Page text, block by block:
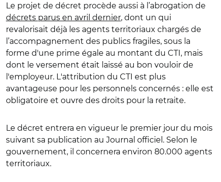
Le projet de décret procède aussi à l’abrogation de
décrets parus en avril dernier, dont un qui
revalorisait déjà les agents territoriaux chargés de
l’accompagnement des publics fragiles, sous la
forme d'une prime égale au montant du CTI, mais
dont le versement était laissé au bon vouloir de
l'employeur. L'attribution du CTI est plus
avantageuse pour les personnels concernés : elle est
obligatoire et ouvre des droits pour la retraite.
Le décret entrera en vigueur le premier jour du mois
suivant sa publication au Journal officiel. Selon le
gouvernement, il concernera environ 80.000 agents
territoriaux.